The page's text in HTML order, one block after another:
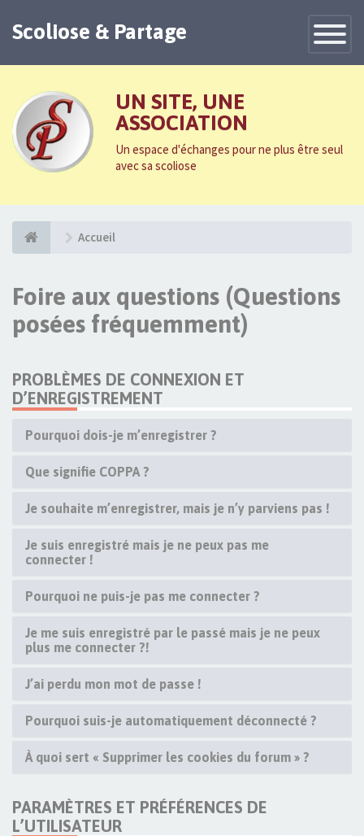
Toggle
Scoliose & Partage
UN SITE, UNE
ASSOCIATION
Un espace d'échanges pour ne plus être seul
avec sa scoliose
Accueil
Foire aux questions (Questions
posées fréquemment)
PROBLÈMES DE CONNEXION ET
D’ENREGISTREMENT
Pourquoi dois-je m’enregistrer ?
Que signifie COPPA ?
Je souhaite m’enregistrer, mais je n’y parviens pas !
Je suis enregistré mais je ne peux pas me
connecter !
Pourquoi ne puis-je pas me connecter ?
Je me suis enregistré par le passé mais je ne peux
plus me connecter ?!
J’ai perdu mon mot de passe !
Pourquoi suis-je automatiquement déconnecté ?
À quoi sert « Supprimer les cookies du forum » ?
PARAMÈTRES ET PRÉFÉRENCES DE
L’UTILISATEUR